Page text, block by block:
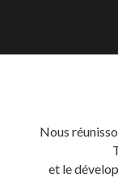
Nous
et le